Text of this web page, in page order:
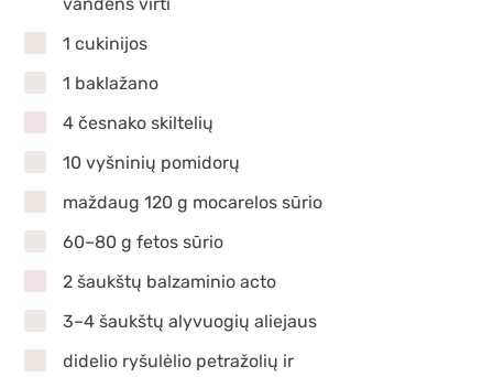
1 cukinijos
1 baklažano
4 česnako skiltelių
10 vyšninių pomidorų
maždaug 120 g mocarelos sūrio
60–80 g fetos sūrio
2 šaukštų balzaminio acto
3–4 šaukštų alyvuogių aliejaus
didelio ryšulėlio petražolių ir